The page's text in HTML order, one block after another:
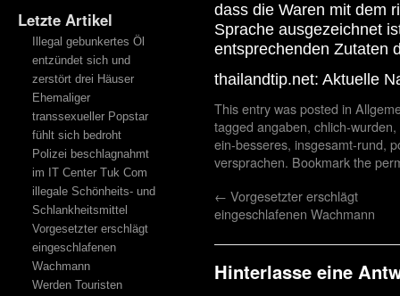
Letzte Artikel
Illegal gebunkertes Öl
entzündet sich und
zerstört drei Häuser
Ehemaliger
transsexueller Popstar
fühlt sich bedroht
Polizei beschlagnahmt
im IT Center Tuk Com
illegale Schönheits- und
Schlankheitsmittel
Vorgesetzter erschlägt
eingeschlafenen
Wachmann
Werden Touristen
dass die Waren mit dem
Sprache ausgezeichnet
entsprechenden Zutaten
thailandtip.net: Aktuelle
This entry was posted in
tagged angaben, chlich-wurden,
ein-besseres, insgesamt-rund,
versprachen. Bookmark the
← Vorgesetzter erschlägt
eingeschlafenen Wachmann
Hinterlasse eine